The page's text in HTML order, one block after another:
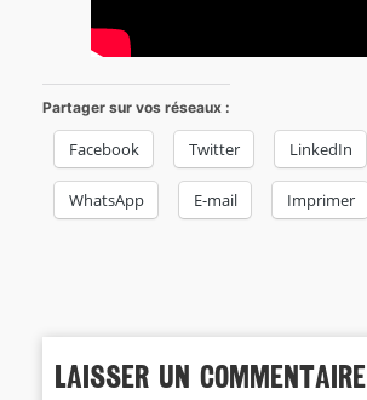
Partager sur vos réseaux :
Facebook Twitter LinkedIn
WhatsApp E-mail Imprimer
Laisser un commentaire